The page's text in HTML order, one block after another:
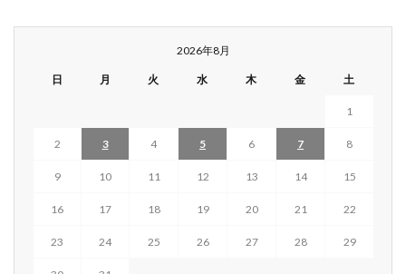
2026年8月
日 月 火 水 木 金 土
1
2 3 4 5 6 7 8
9 10 11 12 13 14 15
16 17 18 19 20 21 22
23 24 25 26 27 28 29